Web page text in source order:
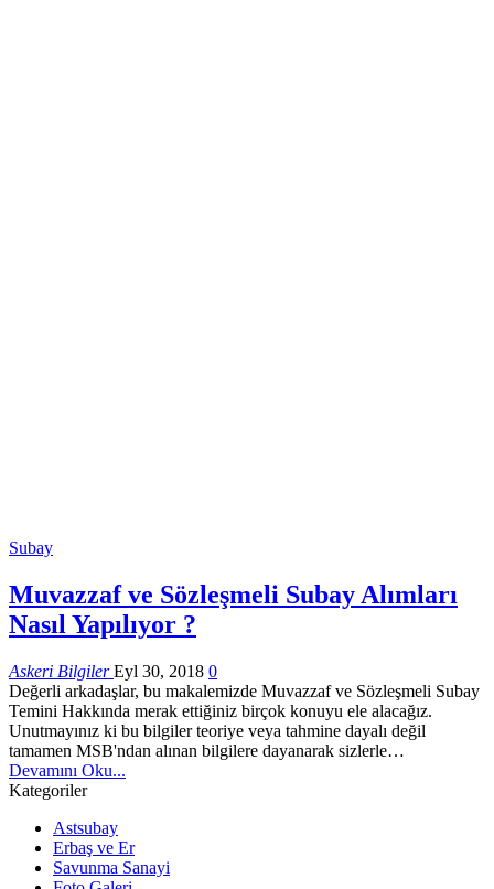
Subay
Muvazzaf ve Sözleşmeli Subay Alımları
Nasıl Yapılıyor ?
Askeri BilgilerEyl 30, 2018 0
Değerli arkadaşlar, bu makalemizde Muvazzaf ve Sözleşmeli Subay
Temini Hakkında merak ettiğiniz birçok konuyu ele alacağız.
Unutmayınız ki bu bilgiler teoriye veya tahmine dayalı değil
tamamen MSB'ndan alınan bilgilere dayanarak sizlerle…
Devamını Oku...
Kategoriler
Astsubay
Erbaş ve Er
Savunma Sanayi